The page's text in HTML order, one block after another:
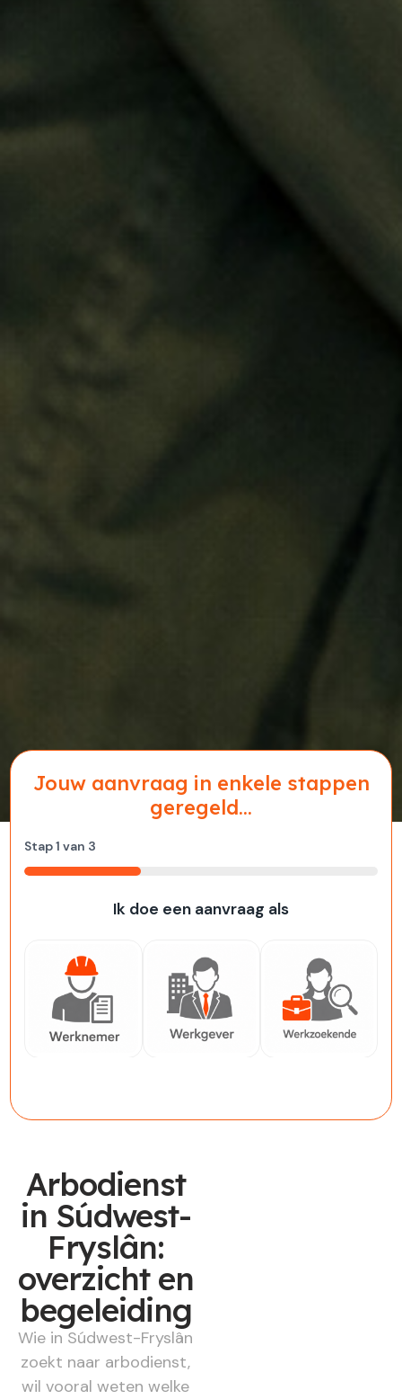
Jouw aanvraag in enkele stappen
geregeld...
Stap1 van 3
33%
Ik doe een aanvraag als
Arbodienst
in Súdwest-
Fryslân:
overzicht en
begeleiding
Wie in Súdwest-Fryslân
zoekt naar arbodienst,
wil vooral weten welke